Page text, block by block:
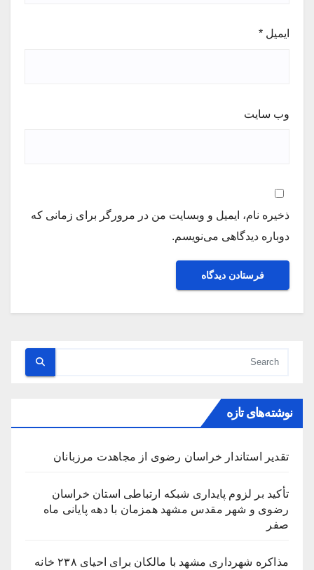
ایمیل *
وب‌ سایت
ذخیره نام، ایمیل و وبسایت من در مرورگر برای زمانی که
دوباره دیدگاهی می‌نویسم.
نوشته‌های تازه
تقدیر استاندار خراسان رضوی از مجاهدت مرزبانان
تأکید بر لزوم پایداری شبکه ارتباطی استان خراسان
رضوی و شهر مقدس مشهد همزمان با دهه پایانی ماه
صفر
مذاکره شهرداری مشهد با مالکان برای احیای ۲۳۸ خانه